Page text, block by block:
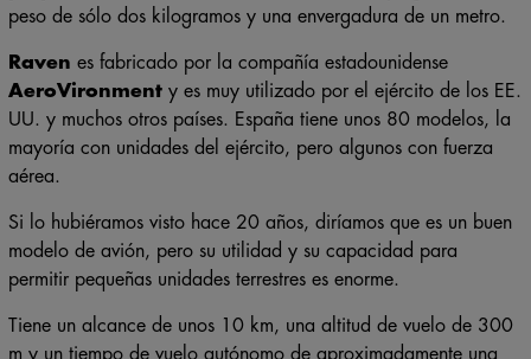
peso de sólo dos kilogramos y una envergadura de un metro.
Raven es fabricado por la compañía estadounidense
AeroVironmenty es muy utilizado por el ejército de los EE.
UU. y muchos otros países. España tiene unos 80 modelos, la
mayoría con unidades del ejército, pero algunos con fuerza
aérea.
Si lo hubiéramos visto hace 20 años, diríamos que es un buen
modelo de avión, pero su utilidad y su capacidad para
permitir pequeñas unidades terrestres es enorme.
Tiene un alcance de unos 10 km, una altitud de vuelo de 300
m y un tiempo de vuelo autónomo de aproximadamente una